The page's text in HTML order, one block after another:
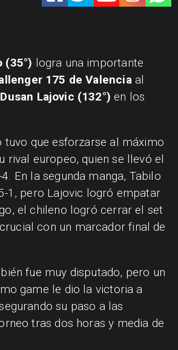
(35°) logra una importante
175 de Valenciaal
Dusan Lajovic (132°) en los
tuvo que esforzarse al máximo
rival europeo, quien se llevó el
En la segunda manga, Tabilo
1, pero Lajovic logró empatar
el chileno logró cerrar el set
con un marcador final de
fue muy disputado, pero un
game le dio la victoria a
su paso a las
tras dos horas y media de